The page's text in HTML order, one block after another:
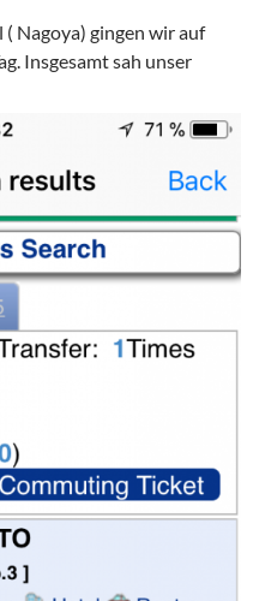
Nagoya) gingen wir auf
Insgesamt sah unser